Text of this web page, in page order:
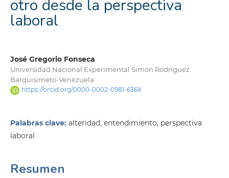
otro desde la perspectiva
laboral
José Gregorio Fonseca
Universidad Nacional Experimental Simón Rodríguez.
Barquisimeto-Venezuela
https://orcid.org/0000-0002-0981-636X
Palabras clave: alteridad, entendimiento, perspectiva
laboral
Resumen